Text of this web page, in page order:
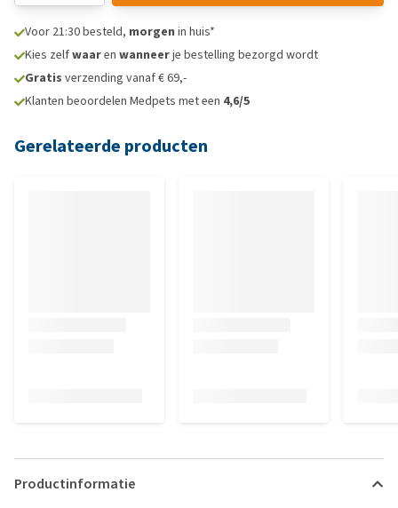
Voor 21:30 besteld, morgen in huis*
Kies zelfwaaren wanneerje bestelling bezorgd wordt
Gratis verzending vanaf € 69,-
Klanten beoordelen Medpets met een 4,6/5
Gerelateerde producten
Productinformatie